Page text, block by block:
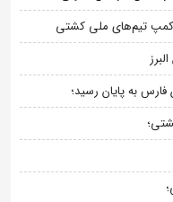
کمپ تیم‌های ملی کشتی
به پایان رسید؛